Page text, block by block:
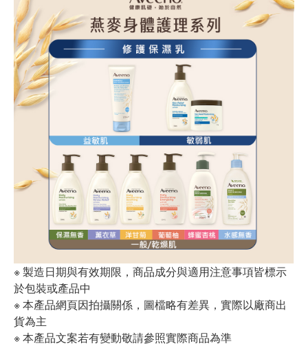
※ 製造日期與有效期限，商品成分與適用注意事項皆標示
於包裝或產品中
※ 本產品網頁因拍攝關係，圖檔略有差異，實際以廠商出
貨為主
※ 本產品文案若有變動敬請參照實際商品為準